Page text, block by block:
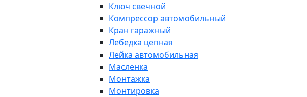
Ключ свечной
Компрессор автомобильный
Кран гаражный
Лебедка цепная
Лейка автомобильная
Масленка
Монтажка
Монтировка